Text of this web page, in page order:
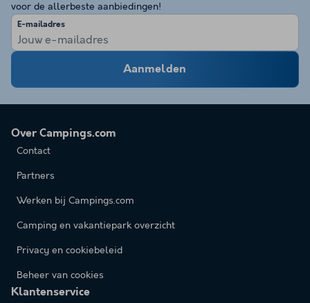
voor de allerbeste aanbiedingen!
E-mailadres
Aanmelden
Over Campings.com
Contact
Partners
Werken bij Campings.com
Camping en vakantiepark overzicht
Privacy en cookiebeleid
Beheer van cookies
Klantenservice